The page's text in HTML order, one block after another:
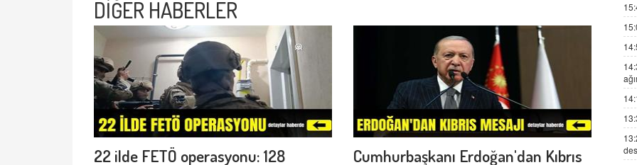
DİĞER HABERLER
22 ilde FETÖ operasyonu: 128
Cumhurbaşkanı Erdoğan'dan Kıbrıs